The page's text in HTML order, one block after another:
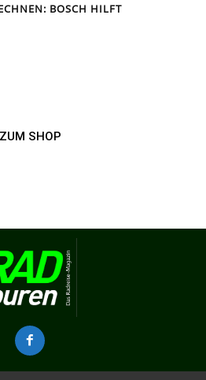
BOSCH HILFT
ZUM SHOP